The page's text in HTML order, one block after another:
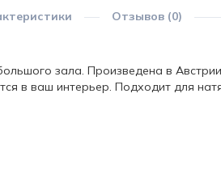
Отзывов (0)
зала. Произведена в
в ваш интерьер. Подходит для